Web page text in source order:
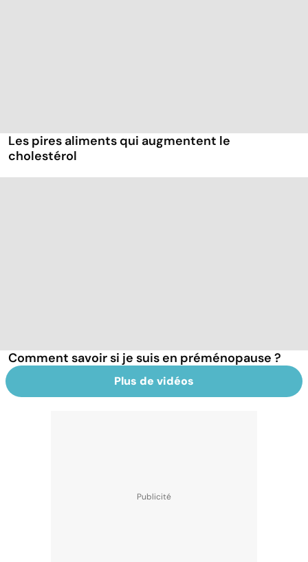
Les pires aliments qui augmentent le
cholestérol
Comment savoir si je suis en préménopause ?
Plus de vidéos